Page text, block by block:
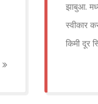
झाबुआ.
स्वीकार
किमी दूर